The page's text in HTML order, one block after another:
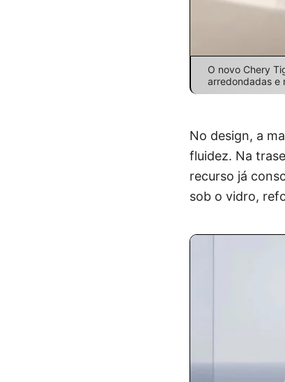
O novo Chery
arredondadas e
No design, a
fluidez. Na
recurso já
sob o vidro,